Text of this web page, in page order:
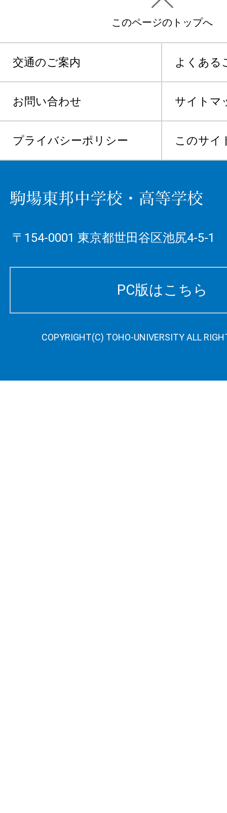
このページのトップへ
交通のご案内 よくある
お問い合わせ サイトマ
プライバシーポリシー このサイ
〒154-0001 東京都世田谷区池尻4-5-1
PC版はこちら
COPYRIGHT(C) TOHO-UNIVERSITY ALL